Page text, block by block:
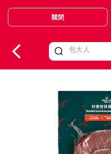
Valid Until 30 June 2026
關閉